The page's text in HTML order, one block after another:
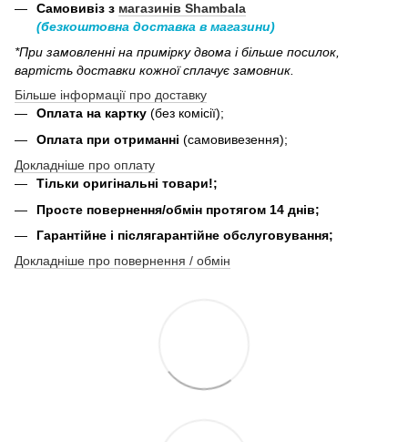
Самовивіз з магазинів Shambala
(безкоштовна доставка в магазини)
*При замовленні на примірку двома і більше посилок,
вартість доставки кожної сплачує замовник.
Більше інформації про доставку
Оплата на картку (без комісії);
Оплата при отриманні (самовивезення);
Докладніше про оплату
Тільки оригінальні товари!;
Просте повернення/обмін протягом 14 днів;
Гарантійне і післягарантійне обслуговування;
Докладніше про повернення / обмін